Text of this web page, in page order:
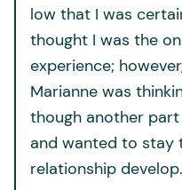
low that I was
thought I was the
experience;
Marianne was
though another
and wanted to stay
relationship develop.